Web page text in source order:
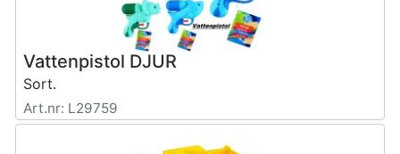
Vattenpistol DJUR
Sort.
Art.nr: L29759